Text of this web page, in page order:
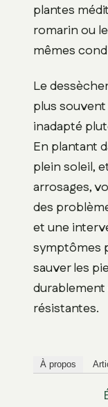
plantes
romarin ou
mêmes
Le
plus souvent
inadapté
En plantant
plein soleil,
arrosages,
des
et une
symptômes
sauver les
durablement
résistantes.
À propos